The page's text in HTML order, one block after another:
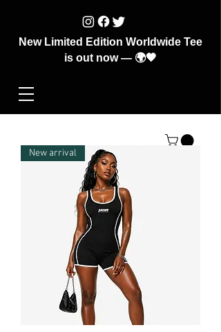
New Limited Edition Worldwide Tee
is out now — 🌍🖤
New arrival